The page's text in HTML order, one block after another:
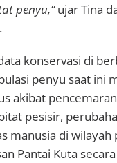
penyu,”ujar Tina
konservasi di
penyu saat ini
akibat
pesisir,
manusia di wilayah
Pantai Kuta